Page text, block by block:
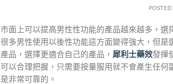
POSTED
市面上可以提高男性性功能的產品越來越多，選
很多男性使用以後性功能這方面變得強大，但
產品，選擇更適合自己的產品， 犀利士藥效發揮
可以合理把握，只需要按量服用就不會產生任
是非常可靠的。